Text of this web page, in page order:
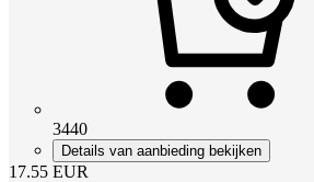
3440
Details van aanbieding bekijken
17.55 EUR